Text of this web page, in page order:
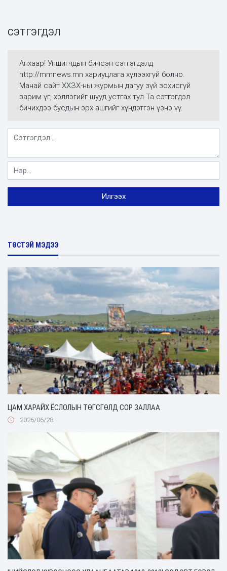
СЭТГЭГДЭЛ
Анхаар! Уншигчдын бичсэн сэтгэгдэлд
http://mmnews.mn хариуцлага хүлээхгүй болно.
Манай сайт ХХЗХ-ны журмын дагуу зүй зохисгүй
зарим үг, хэллэгийг шууд устгах тул Та сэтгэгдэл
бичихдээ бусдын эрх ашгийг хүндэтгэн үзнэ үү.
ТӨСТЭЙ МЭДЭЭ
ЦАМ ХАРАЙХ ЁСЛОЛЫН ТӨГСГӨЛД СОР ЗАЛЛАА
2026/06/28